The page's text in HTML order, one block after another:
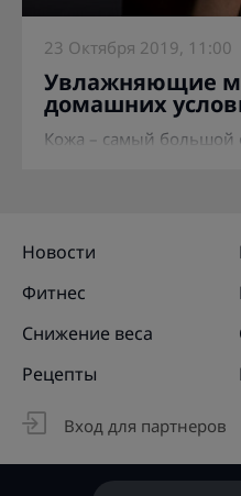
23 Октября 2019, 11:00
Увлажняющие
домашних
Кожа – самый большой
Новости
Фитнес
Снижение веса
Рецепты
Вход для партнеров